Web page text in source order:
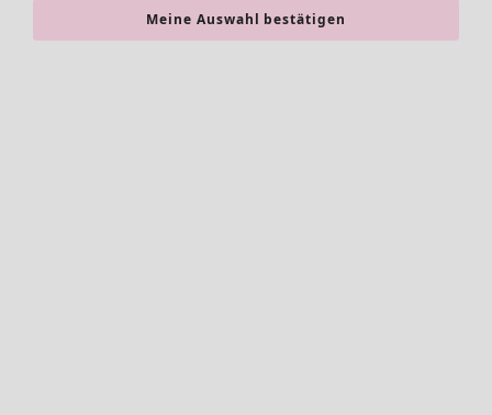
Alles im Sale
Meine Auswahl bestätigen